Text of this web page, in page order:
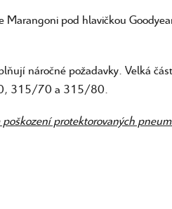
Marangoni pod hlavičkou
náročné požadavky. Velká
315/70 a 315/80.
poškození protektorovaných